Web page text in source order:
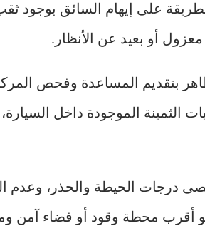
على إيهام السائق
أو بعيد عن الأنظار.
بتقديم المساعدة وفحص
الثمينة الموجودة داخل
درجات الحيطة والحذر، وعدم
أقرب محطة وقود أو فضاء آمن